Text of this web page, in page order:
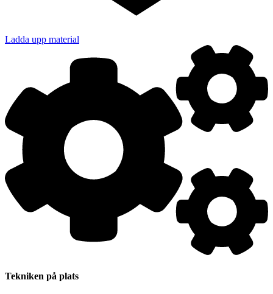
Ladda upp material
Tekniken på plats